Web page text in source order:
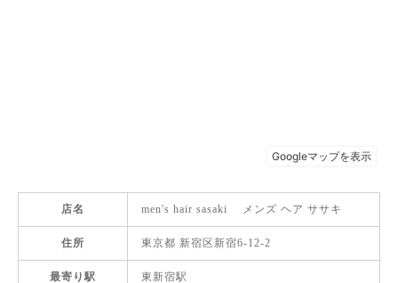
店名 men's hair sasaki メンズ ヘア ササキ
住所 東京都 新宿区新宿6-12-2
最寄り駅 東新宿駅